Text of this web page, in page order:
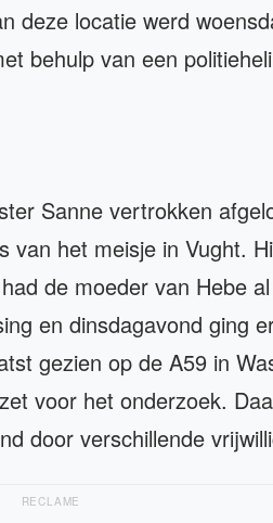
deze locatie werd
behulp van een
Sanne vertrokken
van het meisje in Vught.
de moeder van Hebe
en dinsdagavond ging
gezien op de A59 in
voor het onderzoek.
door verschillende
RECLAME